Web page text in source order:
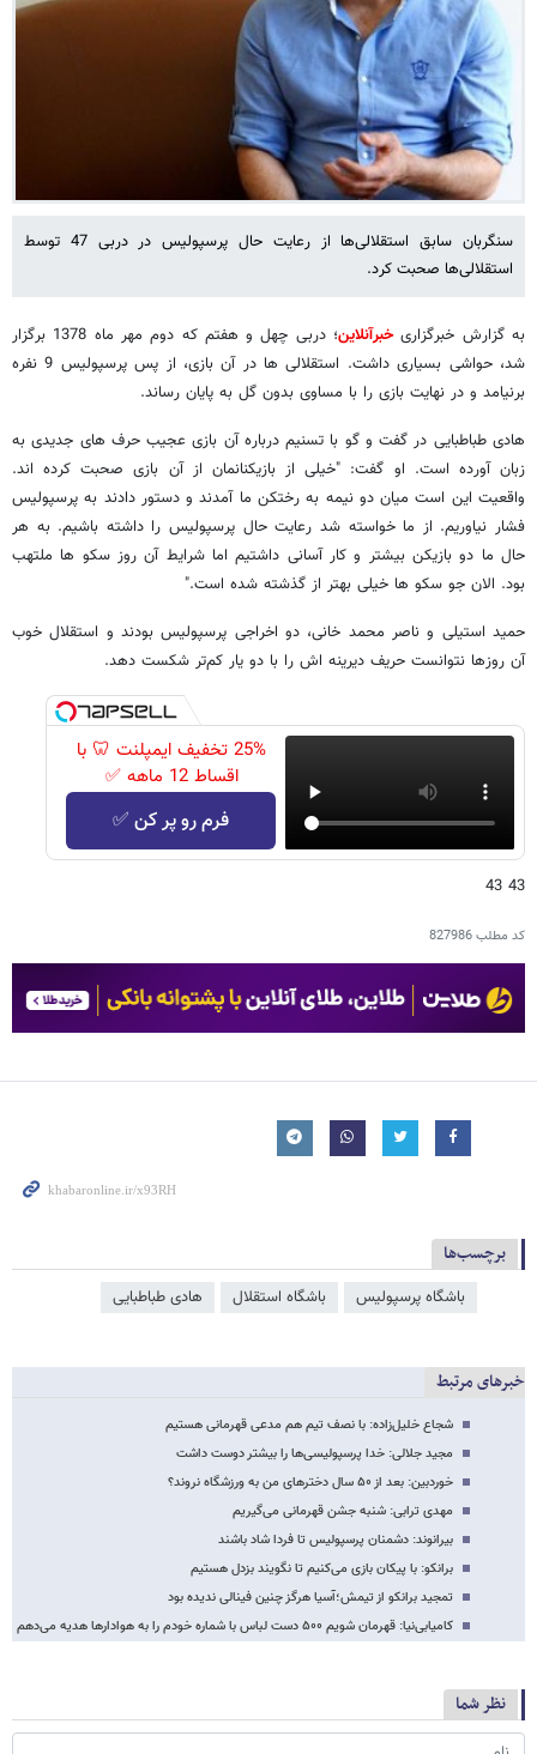
سنگربان سابق استقلالی‌ها از رعایت حال پرسپولیس در دربی 47 توسط
استقلالی‌ها صحبت کرد.
به گزارش خبرگزاریخبرآنلاین
؛ دربی چهل و هفتم که دوم مهر ماه 1378 برگزار
شد، حواشی بسیاری داشت. استقلالی ها در آن بازی، از پس پرسپولیس 9 نفره
برنیامد و در نهایت بازی را با مساوی بدون گل به پایان رساند.
هادی طباطبایی در گفت و گو با تسنیم درباره آن بازی عجیب حرف های جدیدی به
زبان آورده است. او گفت: "خیلی از بازیکنانمان از آن بازی صحبت کرده اند.
واقعیت این است میان دو نیمه به رختکن ما آمدند و دستور دادند به پرسپولیس
فشار نیاوریم. از ما خواسته شد رعایت حال پرسپولیس را داشته باشیم. به هر
حال ما دو بازیکن بیشتر و کار آسانی داشتیم اما شرایط آن روز سکو ها ملتهب
بود. الان جو سکو ها خیلی بهتر از گذشته شده است."
حمید استیلی و ناصر محمد خانی، دو اخراجی پرسپولیس بودند و استقلال خوب
آن روزها نتوانست حریف دیرینه اش را با دو یار کم‌تر شکست دهد.
25% تخفیف ایمپلنت 🦷 با
اقساط 12 ماهه ✅
فرم رو پر کن ✅
43 43
کد مطلب827986
برچسب‌ها
باشگاه پرسپولیس باشگاه استقلال هادی طباطبایی
خبرهای مرتبط
شجاع خلیل‌زاده: با نصف تیم هم مدعی قهرمانی هستیم
مجید جلالی: خدا پرسپولیسی‌ها را بیشتر دوست داشت
خوردبین: بعد از ۵۰ سال دخترهای من به ورزشگاه نروند؟
مهدی ترابی: شنبه جشن قهرمانی می‌گیریم
بیرانوند: دشمنان پرسپولیس تا فردا شاد باشند
برانکو: با پیکان بازی می‌کنیم تا نگویند بزدل هستیم
تمجید برانکو از تیمش؛آسیا هرگز چنین فینالی ندیده بود
کامیابی‌نیا: قهرمان شویم ۵۰۰ دست لباس با شماره خودم را به هوادارها هدیه می‌دهم
نظر شما